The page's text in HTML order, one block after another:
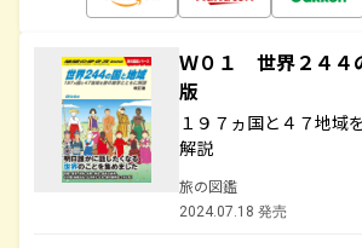
Ｗ０１ 世界２４
版
１９７ヵ国と４７地域
解説
旅の図鑑
2024.07.18 発売